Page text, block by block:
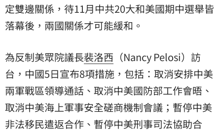
定雙邊關係，待11月中共20大和美國期中選舉皆
落幕後，兩國關係才可能緩和。
為反制美眾院議長裴洛西 （Nancy Pelosi）訪
台，中國5日宣布8項措施，包括：取消安排中美
兩軍戰區領導通話、取消中美國防部工作會晤、
取消中美海上軍事安全磋商機制會議；暫停中美
非法移民遣返合作、暫停中美刑事司法協助合